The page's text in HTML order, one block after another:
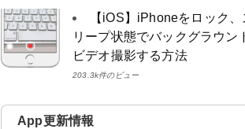
【iOS】iPhoneをロック、
リープ状態でバックグラウン
ビデオ撮影する方法
203.3k件のビュー
App更新情報